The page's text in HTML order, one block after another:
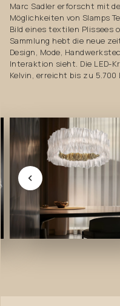
Marc Sadler erforscht mit
Möglichkeiten von Slamps
Bild eines textilen Plissees
Sammlung hebt die neue
Design, Mode,
Interaktion sieht. Die LED-
Kelvin, erreicht bis zu